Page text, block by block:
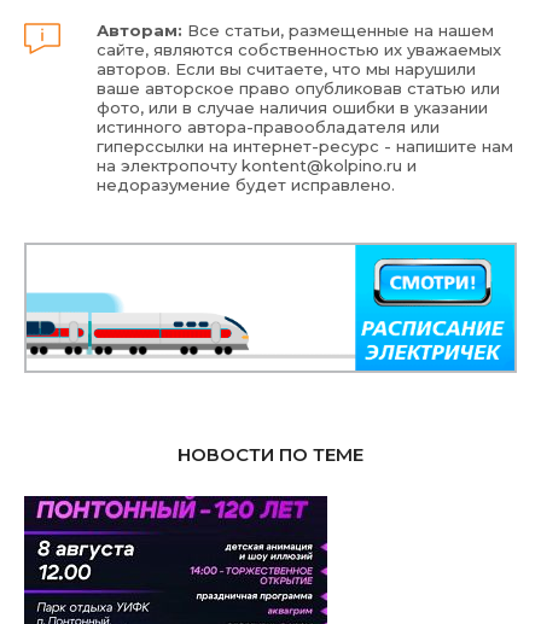
Авторам: Все статьи, размещенные на нашем
сайте, являются собственностью их уважаемых
авторов. Если вы считаете, что мы нарушили
ваше авторское право опубликовав статью или
фото, или в случае наличия ошибки в указании
истинного автора-правообладателя или
гиперссылки на интернет-ресурс - напишите нам
на электропочтуkontent@kolpino.ru и
недоразумение будет исправлено.
НОВОСТИ ПО ТЕМЕ